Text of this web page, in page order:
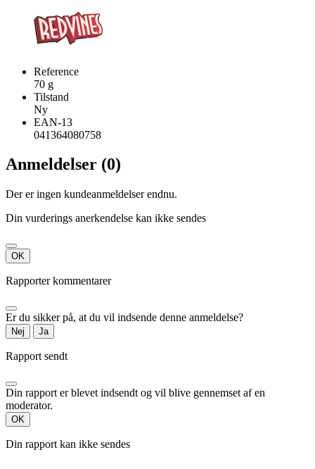
Reference
70 g
Tilstand
Ny
EAN-13
041364080758
Anmeldelser (0)
Der er ingen kundeanmeldelser endnu.
Din vurderings anerkendelse kan ikke sendes
OK
Rapporter kommentarer
Er du sikker på, at du vil indsende denne anmeldelse?
Nej Ja
Rapport sendt
Din rapport er blevet indsendt og vil blive gennemset af en
moderator.
OK
Din rapport kan ikke sendes